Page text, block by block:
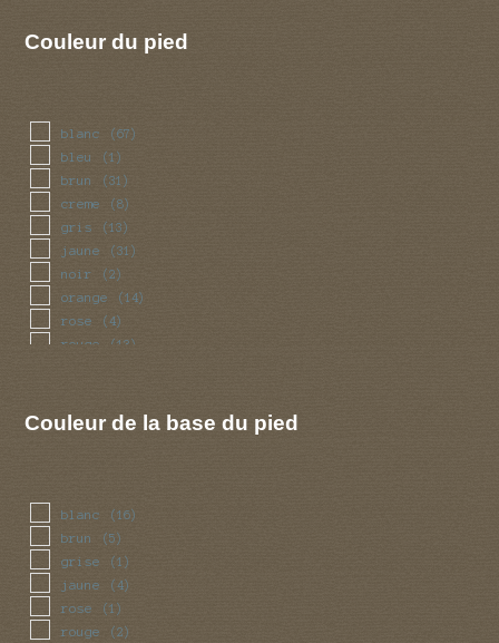
Couleur du pied
blanc (67)
bleu (1)
brun (31)
creme (8)
gris (13)
jaune (31)
noir (2)
orange (14)
rose (4)
rouge (13)
Couleur de la base du pied
blanc (16)
brun (5)
grise (1)
jaune (4)
rose (1)
rouge (2)